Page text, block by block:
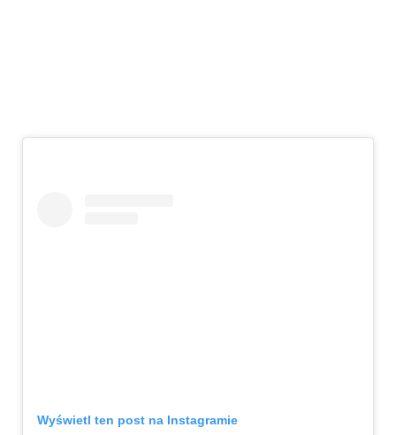
Wyświetl ten post na Instagramie